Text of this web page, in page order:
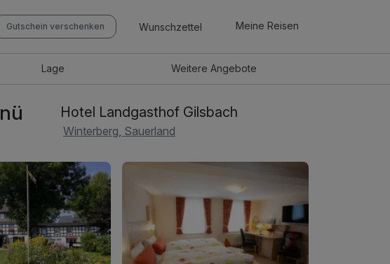
Gutschein verschenken Wunschzettel Meine Reisen
Lage WeitereAngebote
Hotel Landgasthof Gilsbach
Winterberg, Sauerland